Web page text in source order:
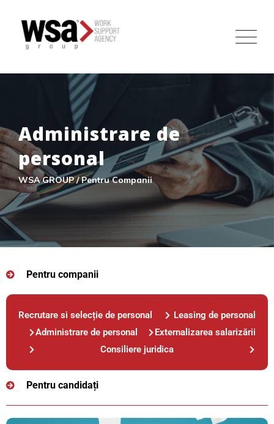
Administrare de
personal
WSA GROUP / Pentru Companii
Pentru companii
Recrutare si selecție de personal
Leasing de personal
Administrare de personal
Externalizarea salarizării
Consiliere juridica
Pentru candidați